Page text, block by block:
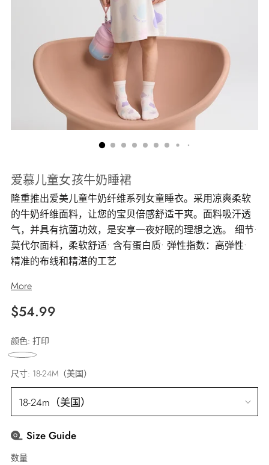
爱慕儿童女孩牛奶睡裙
隆重推出爱美儿童牛奶纤维系列女童睡衣。采用凉爽柔软
的牛奶纤维面料，让您的宝贝倍感舒适干爽。面料吸汗透
气，并具有抗菌功效，是安享一夜好眠的理想之选。 细节•
莫代尔面料，柔软舒适• 含有蛋白质• 弹性指数：高弹性•
精准的布线和精湛的工艺
More
正
常
价
格
$54.99
颜色: 打印
尺寸: 18-24M（美国）
Size Guide
数量